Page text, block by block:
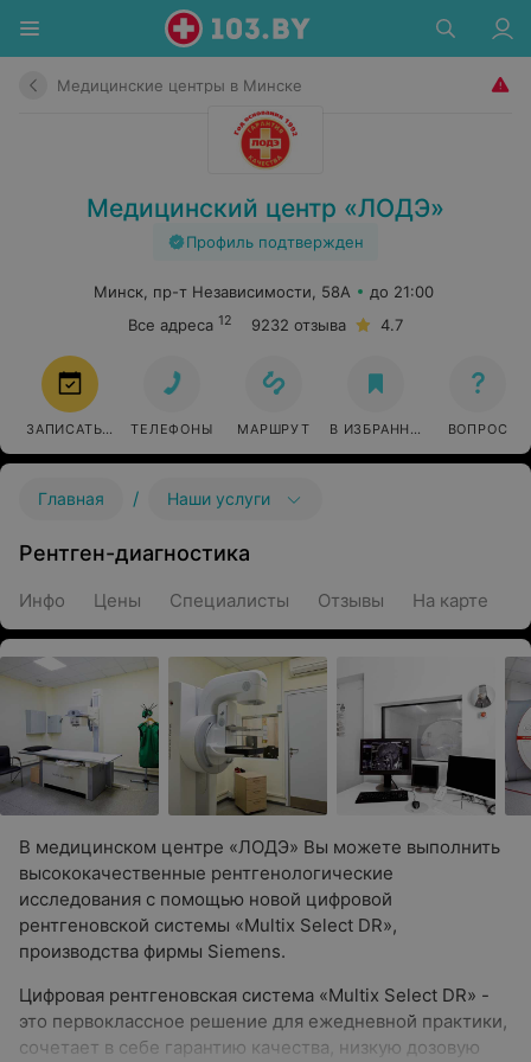
Медицинские центры в Минске
Медицинский центр «ЛОДЭ»
Профиль подтвержден
Минск, пр-т Независимости, 58А
до 21:00
Все адреса 12 9232 отзыва 4.7
ЗАПИСАТЬСЯ ТЕЛЕФОНЫ МАРШРУТ В ИЗБРАННОЕ ВОПРОС
Главная / Наши услуги
Рентген-диагностика
Инфо Цены Специалисты Отзывы На карте
В медицинском центре «ЛОДЭ» Вы можете выполнить
высококачественные рентгенологические
исследования с помощью новой цифровой
рентгеновской системы «Multix Select DR»,
производства фирмы Siemens.
Цифровая рентгеновская система «Multix Select DR» -
это первоклассное решение для ежедневной практики,
сочетает в себе гарантию качества, низкую дозовую